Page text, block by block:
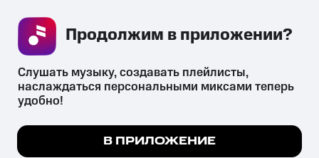
СКАЧАТЬ ПРИЛОЖЕНИЕ
психотропных веществ, их аналогов причиняет вред здоровью,
их незаконный оборот запрещён и влечёт установленную
Мы используем куки, чтобы на сайте все
Подробнее
Слушать музыку, создавать плейлисты,
наслаждаться персональными миксами теперь
удобно!
В ПРИЛОЖЕНИЕ